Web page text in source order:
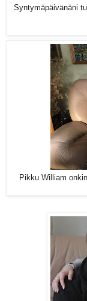
Syntymäpäivänäni
Pikku William